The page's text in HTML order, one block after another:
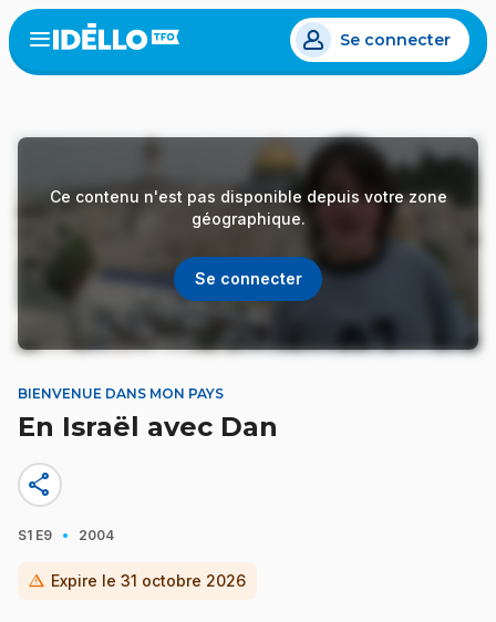
Aller
au
contenu
Open
menu
Se connecter
Ce contenu n'est pas disponible depuis votre zone
géographique.
Se connecter
BIENVENUE DANS MON PAYS
En Israël avec Dan
share
S1 E9 · 2004
warning Expire le 31 octobre 2026